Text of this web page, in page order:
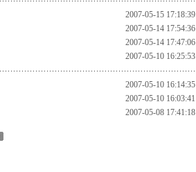
2007-05-15 17:18:39
2007-05-14 17:54:36
2007-05-14 17:47:06
2007-05-10 16:25:53
2007-05-10 16:14:35
2007-05-10 16:03:41
2007-05-08 17:41:18